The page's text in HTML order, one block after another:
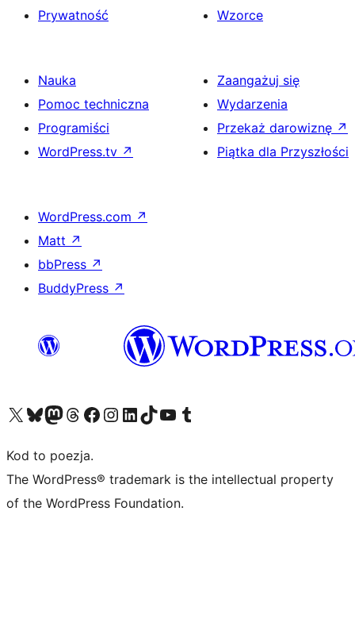
Prywatność
Wzorce
Nauka
Pomoc techniczna
Programiści
WordPress.tv ↗
Zaangażuj się
Wydarzenia
Przekaż darowiznę ↗
Piątka dla Przyszłości
WordPress.com ↗
Matt ↗
bbPress ↗
BuddyPress ↗
Odwiedź nasze konto X (dawniej Twitter)
Odwiedź nasze konto Bluesky
Odwiedź nasze konto na Mastodoncie
Odwiedź naszego Threadsa
Odwiedź naszego Facebooka
Odwiedź nasze konto na Instagramie
Odwiedź nasze konto na LinkedIn
Odwiedź naszego TikToka
Odwiedź nasz kanał YouTube
Odwiedź naszego Tumblra
Kod to poezja.
The WordPress® trademark is the intellectual property
of the WordPress Foundation.